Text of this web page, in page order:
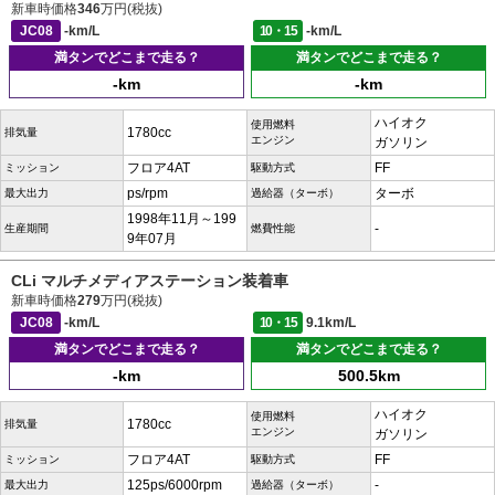
新車時価格346万円(税抜)
JC08
-km/L 10・15
-km/L
満タンでどこまで走る？
-km
満タンでどこまで走る？
-km
排気量 1780cc
使用燃料
エンジン
ハイオク
ガソリン
ミッション フロア4AT 駆動方式 FF
最大出力 ps/rpm 過給器（ターボ） ターボ
生産期間
1998年11月～199
9年07月
燃費性能 -
CLi マルチメディアステーション装着車
新車時価格279万円(税抜)
JC08
-km/L 10・15
9.1km/L
満タンでどこまで走る？
-km
満タンでどこまで走る？
500.5km
排気量 1780cc
使用燃料
エンジン
ハイオク
ガソリン
ミッション フロア4AT 駆動方式 FF
最大出力 125ps/6000rpm 過給器（ターボ） -